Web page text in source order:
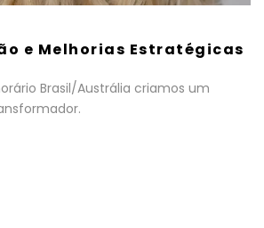
e Melhorias Estratégicas
Brasil/Austrália criamos um